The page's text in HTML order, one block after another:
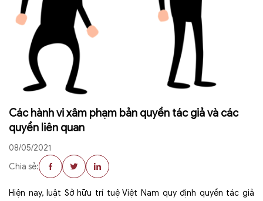
Các hành vi xâm phạm bản quyền tác giả và các
quyền liên quan
08/05/2021
Chia sẻ:
Hiện nay, luật Sở hữu trí tuệ Việt Nam quy định quyền tác giả